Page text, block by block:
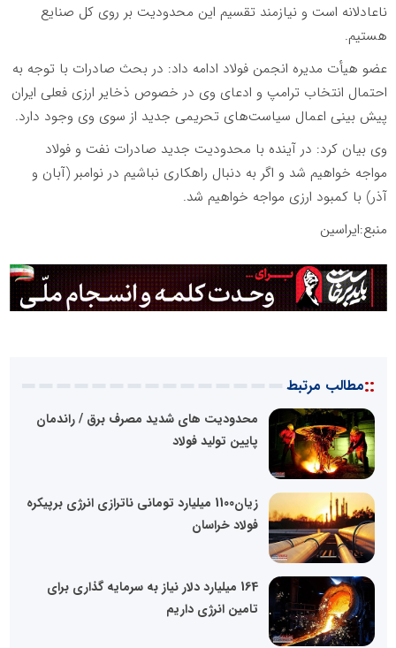
ناعادلانه است و نیازمند تقسیم این محدودیت بر روی کل صنایع
هستیم.
عضو هیأت مدیره انجمن فولاد ادامه داد: در بحث صادرات با توجه به
احتمال انتخاب ترامپ و ادعای وی در خصوص ذخایر ارزی فعلی ایران
پیش بینی اعمال سیاست‌های تحریمی جدید از سوی وی وجود دارد.
وی بیان کرد: در آینده با محدودیت جدید صادرات نفت و فولاد
مواجه خواهیم شد و اگر به دنبال راهکاری نباشیم در نوامبر (آبان و
آذر) با کمبود ارزی مواجه خواهیم شد.
منبع:ایراسین
::مطالب مرتبط
محدودیت های شدید مصرف برق / راندمان
پایین تولید فولاد
زیان1100 میلیارد تومانی ناترازی انرژی برپیکره
فولاد خراسان
164 میلیارد دلار نیاز به سرمایه گذاری برای
تامین انرژی داریم